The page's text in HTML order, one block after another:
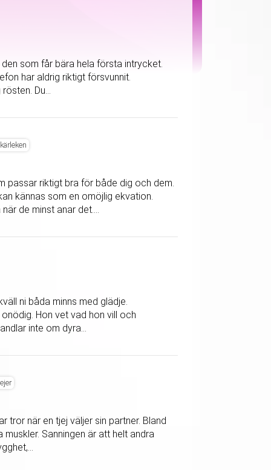
som får bära hela första intrycket.
har aldrig riktigt försvunnit.
Du...
passar riktigt bra för både dig och dem.
kännas som en omöjlig ekvation.
de minst anar det....
ni båda minns med glädje.
Hon vet vad hon vill och
inte om dyra...
tror när en tjej väljer sin partner. Bland
Sanningen är att helt andra